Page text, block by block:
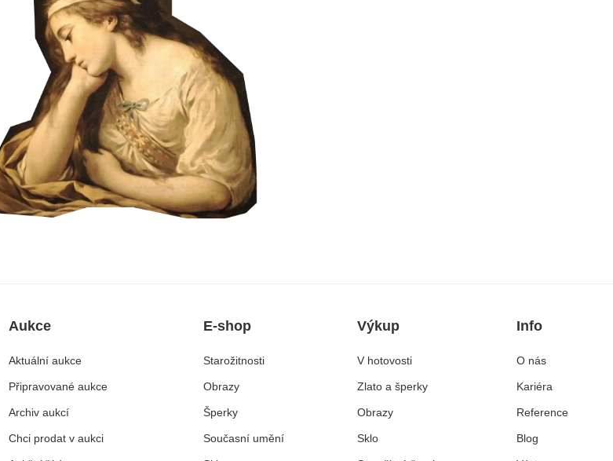
Aukce
Aktuální aukce
Připravované aukce
Archiv aukcí
Chci prodat v aukci
E-shop
Starožitnosti
Obrazy
Šperky
Současní umění
Výkup
V hotovosti
Zlato a šperky
Obrazy
Sklo
Info
O nás
Kariéra
Reference
Blog